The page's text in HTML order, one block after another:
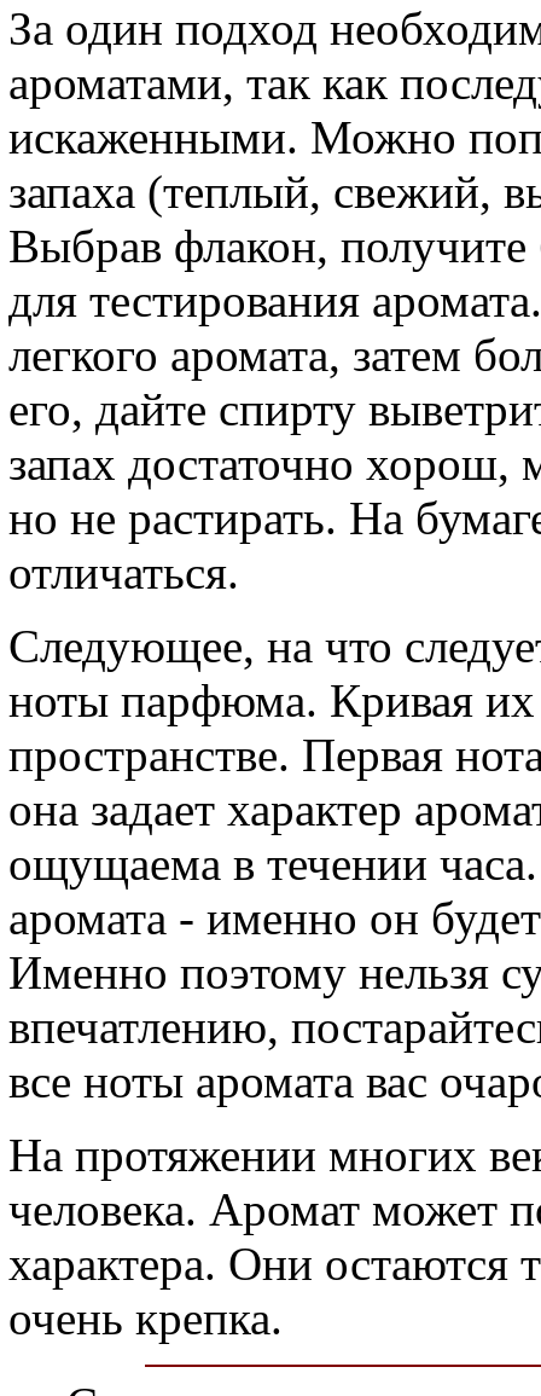
За один подход
ароматами, так как
искаженными. Можно
запаха (теплый, свежий,
Выбрав флакон,
для тестирования
легкого аромата, затем
его, дайте спирту
запах достаточно хорош,
но не растирать. На
отличаться.
Следующее, на что
ноты парфюма. Кривая их
пространстве. Первая
она задает характер
ощущаема в течении
аромата - именно он
Именно поэтому нельзя
впечатлению,
все ноты аромата вас
На протяжении многих
человека. Аромат может
характера. Они остаются
очень крепка.